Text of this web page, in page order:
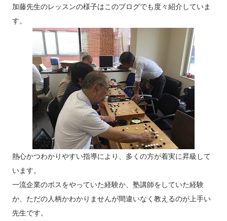
加藤先生のレッスンの様子はこのブログでも度々紹介していま
す。
熱心かつわかりやすい指導により、多くの方が着実に昇級して
います。
一流企業のボスをやっていた経験か、塾講師をしていた経験
か、ただの人柄かわかりませんが間違いなく教えるのが上手い
先生です。